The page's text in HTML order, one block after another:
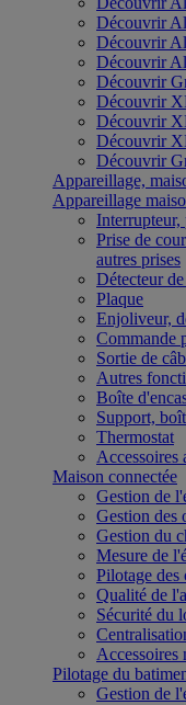
Découvrir
Découvrir
Découvrir
Découvrir
Découvrir
Découvrir
Découvrir
Découvrir
Appareillage,
Appareillage
Interrupteur,
Prise de
autres prises
Détecteur
Plaque
Enjoliveur,
Commande
Sortie de
Autres
Boîte
Support,
Thermostat
Accessoires
Maison connectée
Gestion de
Gestion des
Gestion du
Mesure de
Pilotage des
Qualité de
Sécurité du
Accessoires
Pilotage du
Gestion de